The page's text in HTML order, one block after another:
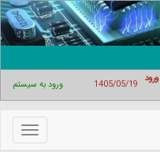
ورود 1405/05/19 ورود به سیستم
منوهای
سایت